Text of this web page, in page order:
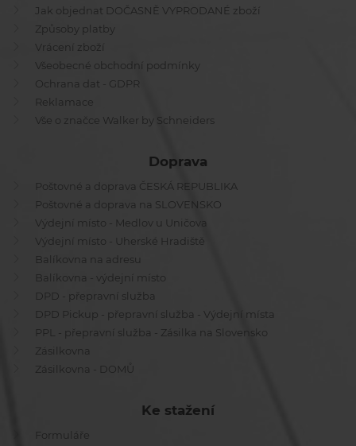
Jak objednat DOČASNĚ VYPRODANÉ zboží
Způsoby platby
Vrácení zboží
Všeobecné obchodní podmínky
Ochrana dat - GDPR
Reklamace
Vše o značce Walker by Schneiders
Doprava
Poštovné a doprava ČESKÁ REPUBLIKA
Poštovné a doprava na SLOVENSKO
Výdejní místo - Medlov u Uničova
Výdejní místo - Uherské Hradiště
Balíkovna na adresu
Balíkovna - výdejní místo
DPD - přepravní služba
DPD Pickup - přepravní služba - Výdejní místa
PPL - přepravní služba - Zásilka na Slovensko
Zásilkovna
Zásilkovna - DOMŮ
Ke stažení
Formuláře